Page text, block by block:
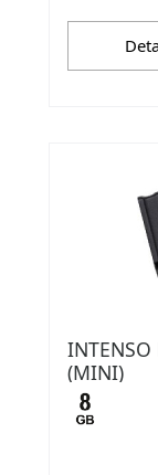
INTENSO
(MINI)